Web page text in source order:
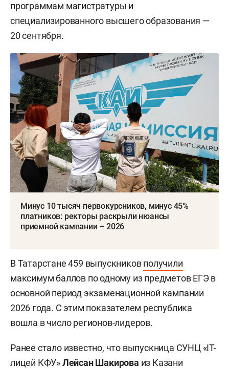
программам магистратуры и
специализированного высшего образования —
20 сентября.
Минус 10 тысяч первокурсников, минус 45%
платников: ректоры раскрыли нюансы
приемной кампании – 2026
В Татарстане 459 выпускниковполучили
максимум баллов по одному из предметов ЕГЭ в
основной период экзаменационной кампании
2026 года. С этим показателем республика
вошла в число регионов-лидеров.
Ранее стало известно, что выпускница СУНЦ «IT-
лицей КФУ»Лейсан Шакирова из Казани